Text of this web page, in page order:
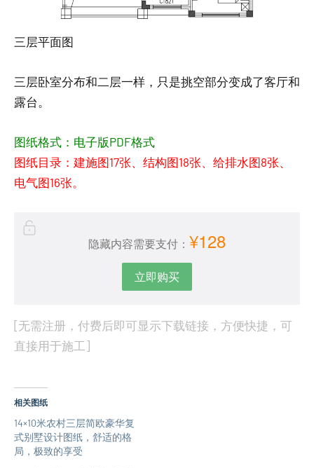
三层平面图
三层卧室分布和二层一样，只是挑空部分变成了客厅和
露台。
图纸格式：电子版PDF格式
图纸目录：建施图17张、结构图18张、给排水图8张、
电气图16张。
隐藏内容需要支付： ¥128
立即购买
[无需注册，付费后即可显示下载链接，方便快捷，可
直接用于施工]
相关图纸
14×10米农村三层简欧豪华复
式别墅设计图纸，舒适的格
局，极致的享受